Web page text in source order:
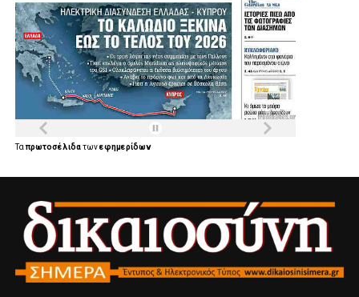
Ταπρωτοσέλιδατωνεφημερίδων